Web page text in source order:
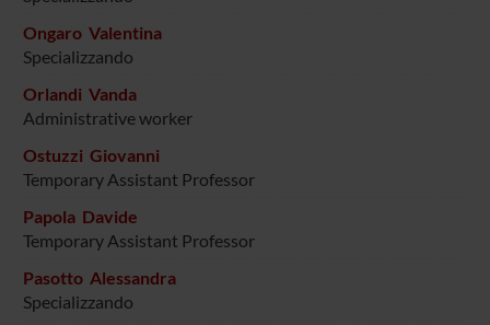
Ongaro Valentina
Specializzando
Orlandi Vanda
Administrative worker
Ostuzzi Giovanni
Temporary Assistant Professor
Papola Davide
Temporary Assistant Professor
Pasotto Alessandra
Specializzando